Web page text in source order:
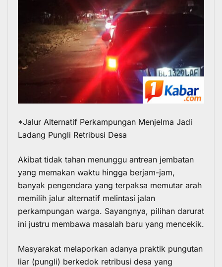
*Jalur Alternatif Perkampungan Menjelma Jadi
Ladang Pungli Retribusi Desa
Akibat tidak tahan menunggu antrean jembatan
yang memakan waktu hingga berjam-jam,
banyak pengendara yang terpaksa memutar arah
memilih jalur alternatif melintasi jalan
perkampungan warga. Sayangnya, pilihan darurat
ini justru membawa masalah baru yang mencekik.
Masyarakat melaporkan adanya praktik pungutan
liar (pungli) berkedok retribusi desa yang